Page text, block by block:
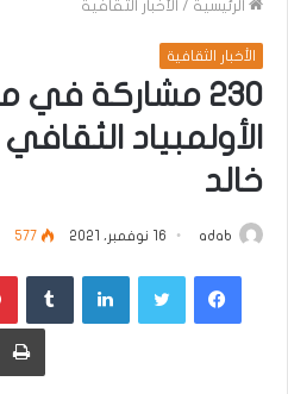
الرئيسية / الأخبار الثقافية
الأخبار الثقافية
230 مشاركة في
الأولمبياد
خالد
adab 16 نوفمبر، 2021 577
فيسبوكتويتر لينكدإن ‏Tumblr